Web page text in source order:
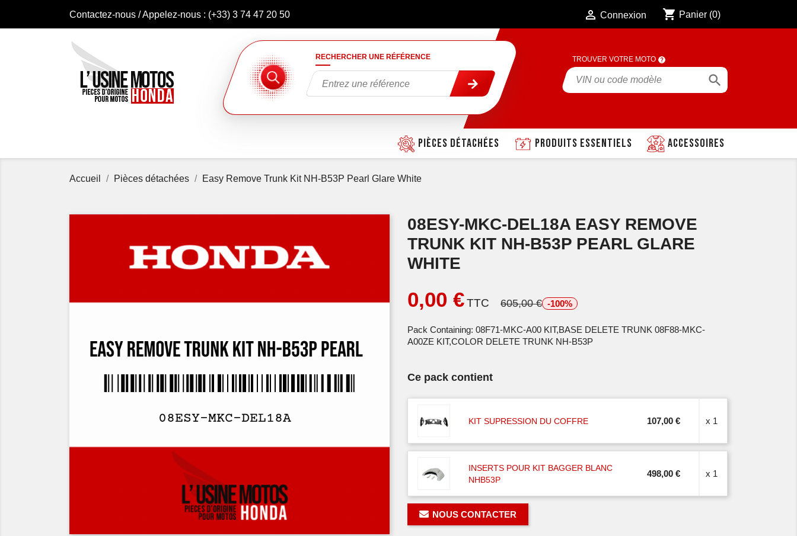
Contactez-nous / Appelez-nous : (+33) 3 74 47 20 50  Connexion shopping_cart Panier (0)
RECHERCHER UNE RÉFÉRENCE TROUVER VOTRE MOTO

Accessoires
Produits essentiels
Pièces détachées
Accueil Pièces détachées Easy Remove Trunk Kit NH-B53P Pearl Glare White
08ESY-MKC-DEL18A EASY REMOVE
TRUNK KIT NH-B53P PEARL GLARE
WHITE
0,00 € 605,00 € -100%
TTC
Pack Containing: 08F71-MKC-A00 KIT,BASE DELETE TRUNK 08F88-MKC-
A00ZE KIT,COLOR DELETE TRUNK NH-B53P
Ce pack contient
KIT SUPRESSION DU COFFRE 107,00 € x 1
INSERTS POUR KIT BAGGER BLANC
NHB53P
498,00 € x 1
NOUS CONTACTER